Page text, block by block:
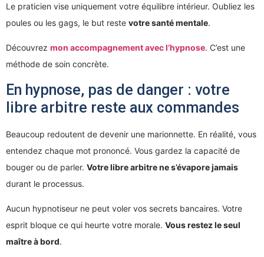
Le praticien vise uniquement votre équilibre intérieur. Oubliez les
poules ou les gags, le but reste votre santé mentale.
Découvrez mon accompagnement avec l’hypnose. C’est une
méthode de soin concrète.
En hypnose, pas de danger : votre
libre arbitre reste aux commandes
Beaucoup redoutent de devenir une marionnette. En réalité, vous
entendez chaque mot prononcé. Vous gardez la capacité de
bouger ou de parler. Votre libre arbitre ne s’évapore jamais
durant le processus.
Aucun hypnotiseur ne peut voler vos secrets bancaires. Votre
esprit bloque ce qui heurte votre morale. Vous restez le seul
maître à bord.